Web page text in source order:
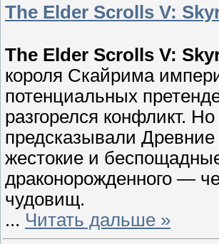
The Elder Scrolls V:
The Elder Scrolls V:
короля Скайрима
потенциальных
разгорелся конфликт.
предсказывали
жестокие и
драконорожденного —
чудовищ.
... Читать дальше »